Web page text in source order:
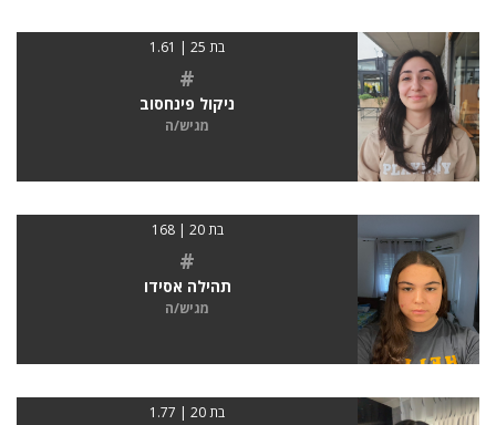
בת 25 | 1.61
#
ניקול פינחסוב
מגיש/ה
בת 20 | 168
#
תהילה אסידו
מגיש/ה
בת 20 | 1.77